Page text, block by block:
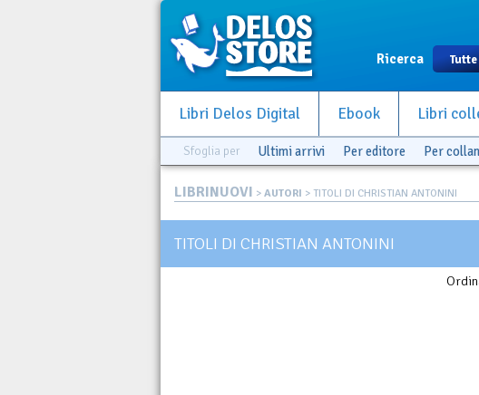
Ricerca
Libri Delos Digital Ebook Libri
Sfoglia per Ultimi arrivi Per editore Per
LIBRINUOVI > AUTORI > TITOLI DI CHRISTIAN ANTONINI
TITOLI DI CHRISTIAN ANTONINI